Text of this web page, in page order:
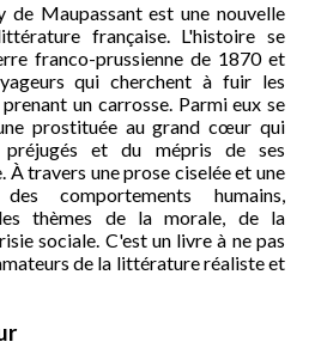
Maupassant est une nouvelle
française. L'histoire se
franco-prussienne de 1870 et
qui cherchent à fuir les
un carrosse. Parmi eux se
prostituée au grand cœur qui
et du mépris de ses
À travers une prose ciselée et une
comportements humains,
thèmes de la morale, de la
sociale. C'est un livre à ne pas
de la littérature réaliste et